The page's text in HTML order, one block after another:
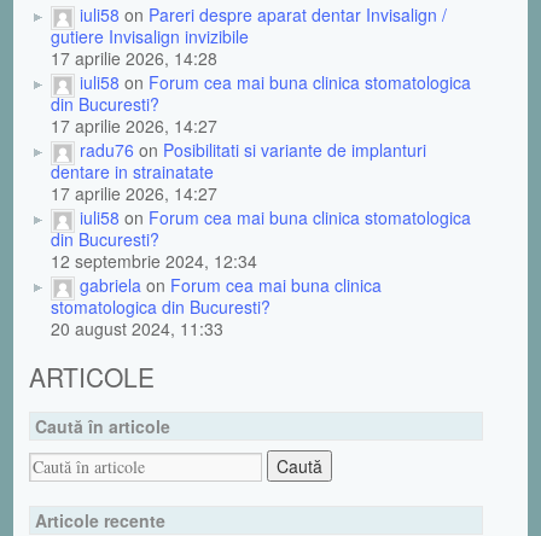
iuli58 on Pareri despre aparat dentar Invisalign /
gutiere Invisalign invizibile
17 aprilie 2026, 14:28
iuli58 on Forum cea mai buna clinica stomatologica
din Bucuresti?
17 aprilie 2026, 14:27
radu76 on Posibilitati si variante de implanturi
dentare in strainatate
17 aprilie 2026, 14:27
iuli58 on Forum cea mai buna clinica stomatologica
din Bucuresti?
12 septembrie 2024, 12:34
gabriela on Forum cea mai buna clinica
stomatologica din Bucuresti?
20 august 2024, 11:33
ARTICOLE
Caută în articole
Articole recente